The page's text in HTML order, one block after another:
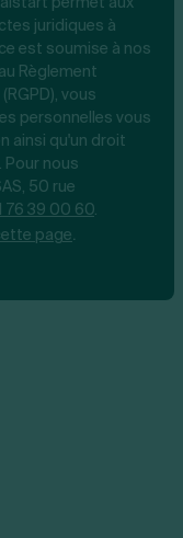
juridiques à
est soumise à nos
Règlement
vous
personnelles vous
ainsi qu'un droit
nous
50 rue
76 39 00 60.
page.